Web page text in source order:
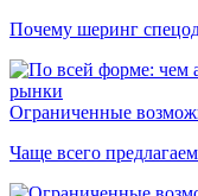
Почему шеринг
рынки
Ограниченные
Чаще всего